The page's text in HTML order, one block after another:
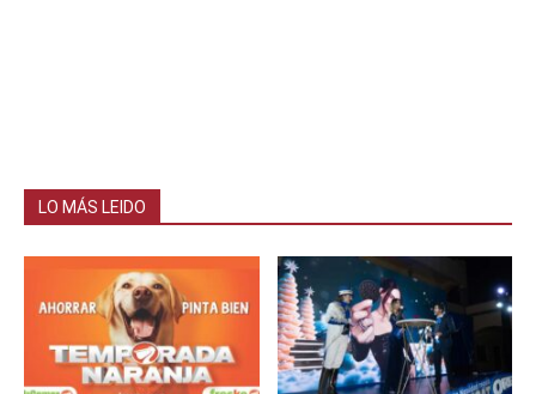
LO MÁS LEIDO